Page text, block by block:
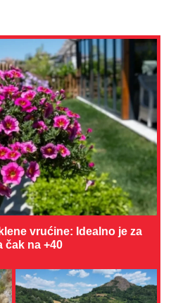
vrućine: Idealno je za
čak na +40